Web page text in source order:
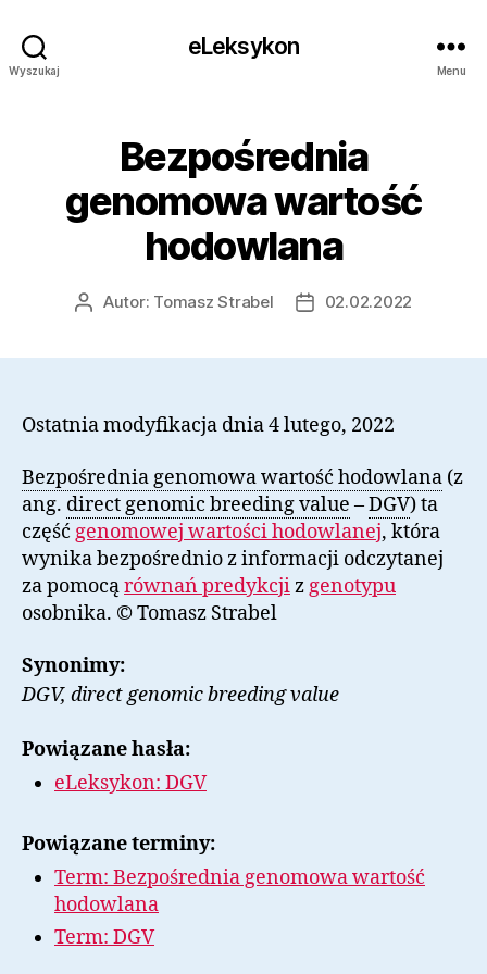
Wyszukaj
eLeksykon
Menu
Bezpośrednia
genomowa wartość
hodowlana
AutorAutor: Tomasz Strabel
Data02.02.2022
Ostatnia modyfikacja dnia 4 lutego, 2022
Bezpośrednia genomowa wartość hodowlana (z
ang. direct genomic breeding value –DGV) ta
część genomowej wartości hodowlanej, która
wynika bezpośrednio z informacji odczytanej
za pomocąrównań predykcjiz genotypu
osobnika. © Tomasz Strabel
Synonimy:
DGV, direct genomic breeding value
Powiązane hasła:
eLeksykon: DGV
Powiązane terminy:
Term: Bezpośrednia genomowa wartość
hodowlana
Term: DGV